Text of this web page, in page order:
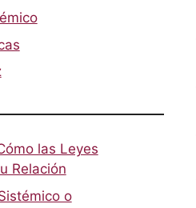
las Leyes
Relación
o